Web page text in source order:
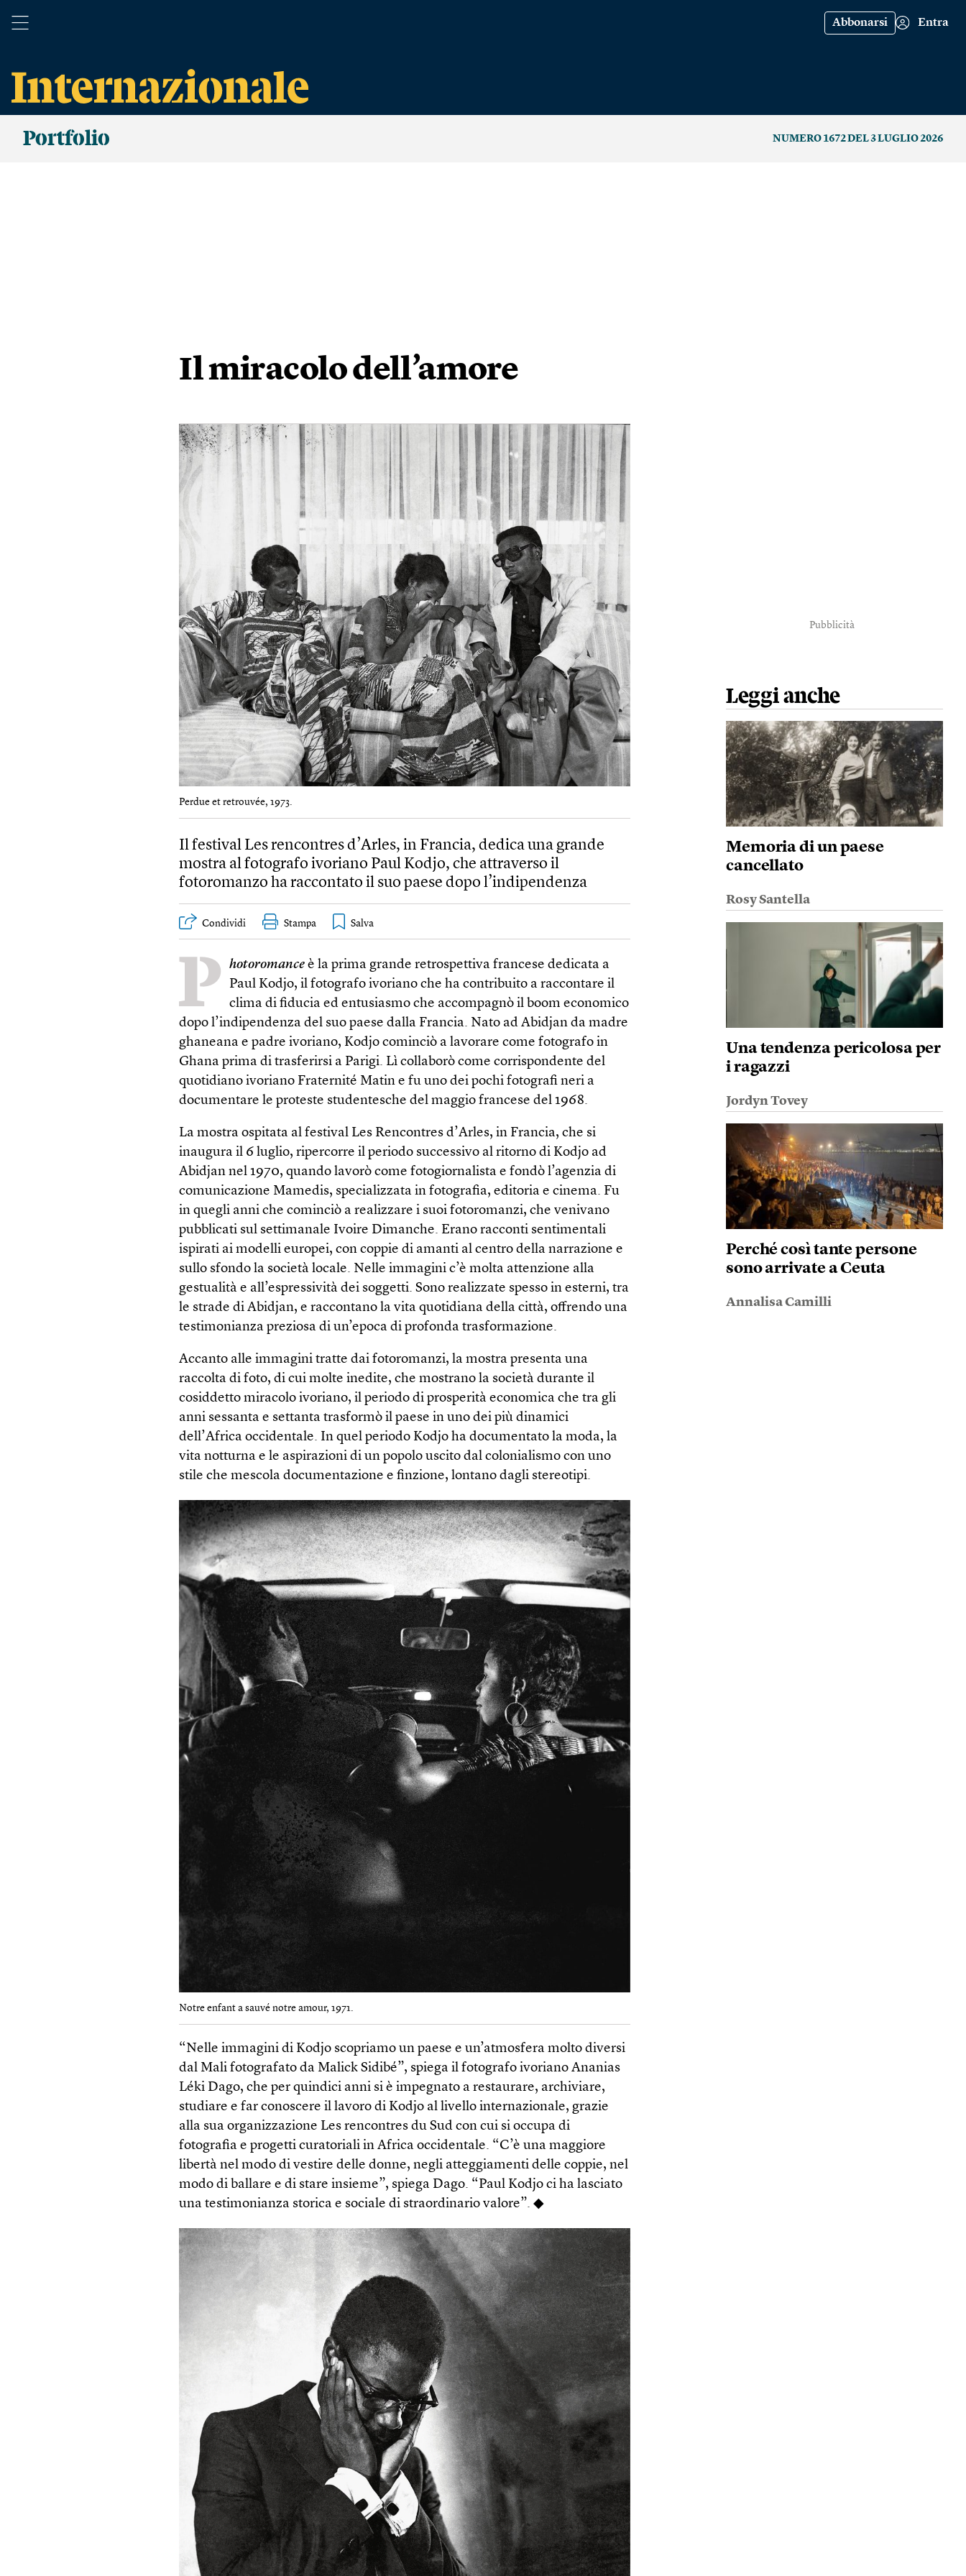
Abbonarsi Entra
Portfolio NUMERO 1672 DEL 3 LUGLIO 2026
Il miracolo dell’amore
Perdue et retrouvée, 1973.
Il festival Les rencontres d’Arles, in Francia, dedica una grande
mostra al fotografo ivoriano Paul Kodjo, che attraverso il
fotoromanzo ha raccontato il suo paese dopo l’indipendenza
Condividi Stampa
P hotoromance è la prima grande retrospettiva francese dedicata a
Paul Kodjo, il fotografo ivoriano che ha contribuito a raccontare il
clima di fiducia ed entusiasmo che accompagnò il boom economico
dopo l’indipendenza del suo paese dalla Francia. Nato ad Abidjan da madre
ghaneana e padre ivoriano, Kodjo cominciò a lavorare come fotografo in
Ghana prima di trasferirsi a Parigi. Lì collaborò come corrispondente del
quotidiano ivoriano Fraternité Matin e fu uno dei pochi fotografi neri a
documentare le proteste studentesche del maggio francese del 1968.
La mostra ospitata al festival Les Rencontres d’Arles, in Francia, che si
inaugura il 6 luglio, ripercorre il periodo successivo al ritorno di Kodjo ad
Abidjan nel 1970, quando lavorò come fotogiornalista e fondò l’agenzia di
comunicazione Mamedis, specializzata in fotografia, editoria e cinema. Fu
in quegli anni che cominciò a realizzare i suoi fotoromanzi, che venivano
pubblicati sul settimanale Ivoire Dimanche. Erano racconti sentimentali
ispirati ai modelli europei, con coppie di amanti al centro della narrazione e
sullo sfondo la società locale. Nelle immagini c’è molta attenzione alla
gestualità e all’espressività dei soggetti. Sono realizzate spesso in esterni, tra
le strade di Abidjan, e raccontano la vita quotidiana della città, offrendo una
testimonianza preziosa di un’epoca di profonda trasformazione.
Accanto alle immagini tratte dai fotoromanzi, la mostra presenta una
raccolta di foto, di cui molte inedite, che mostrano la società durante il
cosiddetto miracolo ivoriano, il periodo di prosperità economica che tra gli
anni sessanta e settanta trasformò il paese in uno dei più dinamici
dell’Africa occidentale. In quel periodo Kodjo ha documentato la moda, la
vita notturna e le aspirazioni di un popolo uscito dal colonialismo con uno
stile che mescola documentazione e finzione, lontano dagli stereotipi.
Notre enfant a sauvé notre amour, 1971.
“Nelle immagini di Kodjo scopriamo un paese e un’atmosfera molto diversi
dal Mali fotografato da Malick Sidibé”, spiega il fotografo ivoriano Ananias
Léki Dago, che per quindici anni si è impegnato a restaurare, archiviare,
studiare e far conoscere il lavoro di Kodjo al livello internazionale, grazie
alla sua organizzazione Les rencontres du Sud con cui si occupa di
fotografia e progetti curatoriali in Africa occidentale. “C’è una maggiore
libertà nel modo di vestire delle donne, negli atteggiamenti delle coppie, nel
modo di ballare e di stare insieme”, spiega Dago. “Paul Kodjo ci ha lasciato
una testimonianza storica e sociale di straordinario valore”. ◆
Pubblicità
Leggi anche
Memoria di un paese
cancellato
Rosy Santella
Una tendenza pericolosa per
i ragazzi
Jordyn Tovey
Perché così tante persone
sono arrivate a Ceuta
Annalisa Camilli